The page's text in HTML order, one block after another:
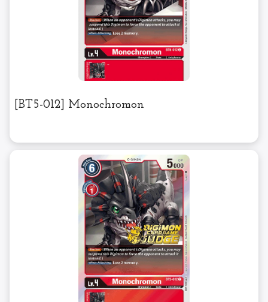
[BT5-012] Monochromon